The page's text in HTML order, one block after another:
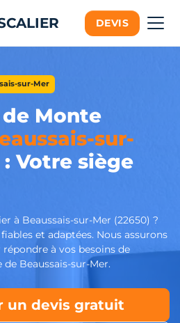
DEVIS
sur-Mer
Monte
sur-
: Votre siège
à Beaussais-sur-Mer (22650) ?
et adaptées. Nous assurons
à vos besoins de
Beaussais-sur-Mer.
un devis gratuit